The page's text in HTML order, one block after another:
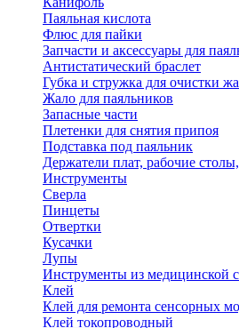
Паяльная кислота
Флюс для пайки
Запчасти и аксессуары для
Антистатический браслет
Губка и стружка для очистки
Жало для паяльников
Запасные части
Плетенки для снятия припоя
Подставка под паяльник
Держатели плат, рабочие столы,
Инструменты
Сверла
Пинцеты
Отвертки
Кусачки
Лупы
Инструменты из медицинской
Клей
Клей для ремонта сенсорных
Клей токопроводный